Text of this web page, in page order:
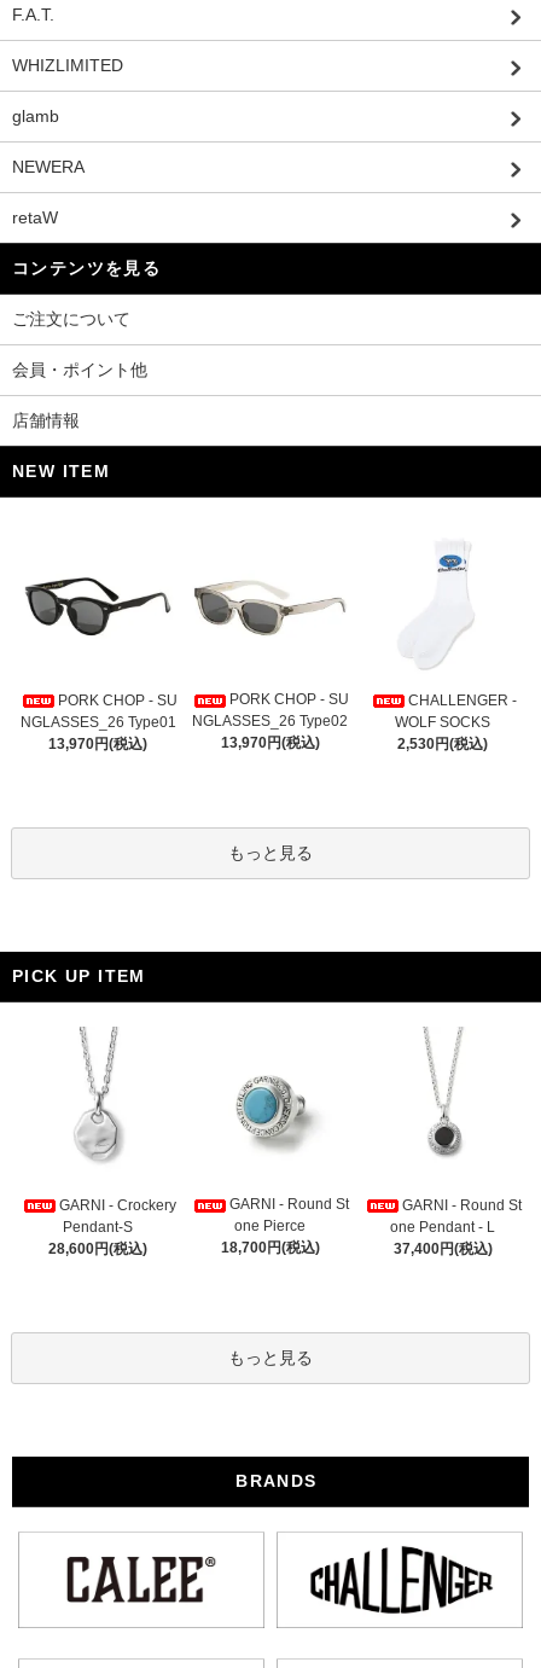
F.A.T.
WHIZLIMITED
glamb
NEWERA
retaW
コンテンツを見る
ご注文について
会員・ポイント他
店舗情報
NEW ITEM
PORK CHOP - SU
NGLASSES_26 Type01
13,970円(税込)
PORK CHOP - SU
NGLASSES_26 Type02
13,970円(税込)
CHALLENGER -
WOLF SOCKS
2,530円(税込)
もっと見る
PICK UP ITEM
GARNI - Crockery
Pendant-S
28,600円(税込)
GARNI - Round St
one Pierce
18,700円(税込)
GARNI - Round St
one Pendant - L
37,400円(税込)
もっと見る
BRANDS